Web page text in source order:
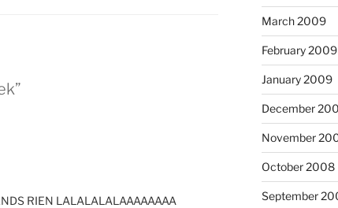
RIEN LALALALALAAAAAAAA
March 2009
February 2009
January 2009
December
November
October 2008
September